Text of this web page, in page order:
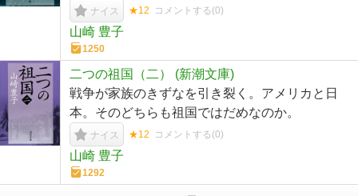
ナイス ★12 コメントする(0)
山崎 豊子
1250
二つの祖国（二） (新潮文庫)
戦争が家族のきずなを引き裂く。アメリカと日
本。そのどちらも祖国ではだめなのか。
ナイス ★12 コメントする(0)
山崎 豊子
1292